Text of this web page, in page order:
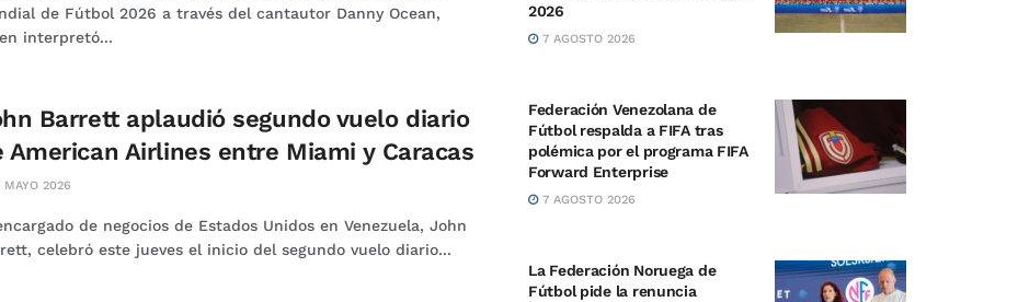
de Fútbol 2026 a través del cantautor Danny Ocean,
interpretó...
Barrett aplaudió segundo vuelo diario
American Airlines entre Miami y Caracas
2026
de negocios de Estados Unidos en Venezuela, John
celebró este jueves el inicio del segundo vuelo diario...
2026
7 AGOSTO 2026
Federación Venezolana de
Fútbol respalda a FIFA tras
polémica por el programa FIFA
Forward Enterprise
7 AGOSTO 2026
La Federación Noruega de
Fútbol pide la renuncia